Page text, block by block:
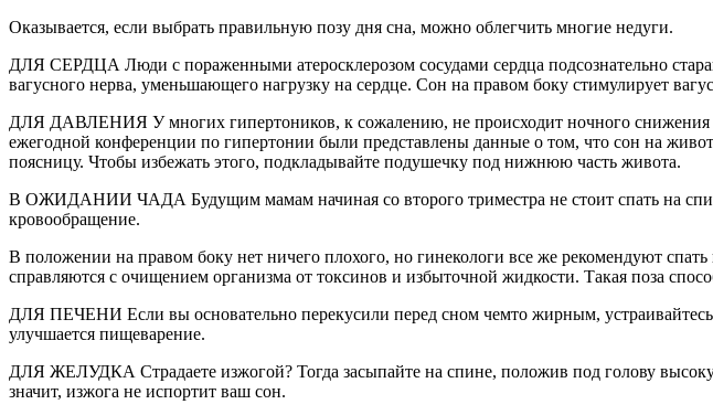
Оказывается, если выбрать правильную позу дня сна, можно облегчить многие недуги.
ДЛЯ СЕРДЦА Люди с пораженными атеросклерозом сосудами сердца подсознательно
вагусного нерва, уменьшающего нагрузку на сердце. Сон на правом боку стимулирует
ДЛЯ ДАВЛЕНИЯ У многих гипертоников, к сожалению, не происходит ночного снижения
ежегодной конференции по гипертонии были представлены данные о том, что сон на
поясницу. Чтобы избежать этого, подкладывайте подушечку под нижнюю часть живота.
В ОЖИДАНИИ ЧАДА Будущим мамам начиная со второго триместра не стоит спать на
кровообращение.
В положении на правом боку нет ничего плохого, но гинекологи все же рекомендуют
справляются с очищением организма от токсинов и избыточной жидкости. Такая поза
ДЛЯ ПЕЧЕНИ Если вы основательно перекусили перед сном чемто жирным,
улучшается пищеварение.
ДЛЯ ЖЕЛУДКА Страдаете изжогой? Тогда засыпайте на спине, положив под голову
значит, изжога не испортит ваш сон.